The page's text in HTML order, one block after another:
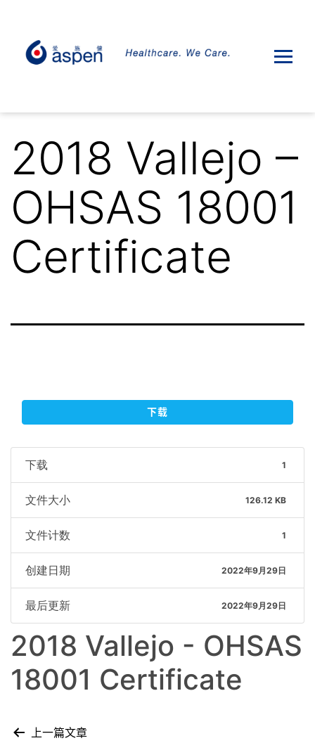
2018 Vallejo –
OHSAS 18001
Certificate
下载
下载 1
文件大小 126.12 KB
文件计数 1
创建日期 2022年9月29日
最后更新 2022年9月29日
2018 Vallejo - OHSAS
18001 Certificate
上一篇文章